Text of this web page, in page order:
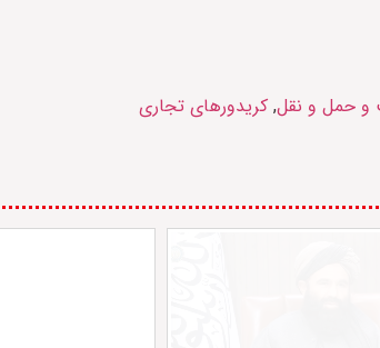
و حمل و نقل, کریدورهای تجاری